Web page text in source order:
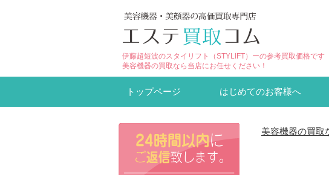
伊藤超短波のスタイリフト（STYLIFT）ーの参考買取価格です
美容機器の買取なら当店にお任せください！
トップページ はじめてのお客様へ
美容機器の買取